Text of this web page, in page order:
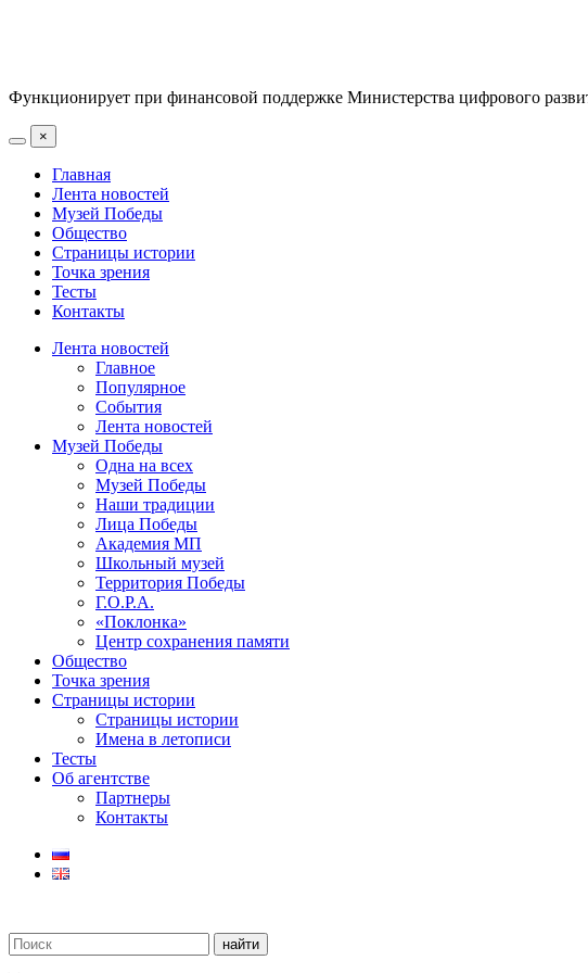
Функционирует при финансовой поддержке Министерства цифрового
×
Главная
Лента новостей
Музей Победы
Общество
Страницы истории
Точка зрения
Тесты
Контакты
Лента новостей
Главное
Популярное
События
Лента новостей
Музей Победы
Одна на всех
Музей Победы
Наши традиции
Лица Победы
Академия МП
Школьный музей
Территория Победы
Г.О.Р.А.
«Поклонка»
Центр сохранения памяти
Общество
Точка зрения
Страницы истории
Страницы истории
Имена в летописи
Тесты
Об агентстве
Партнеры
Контакты